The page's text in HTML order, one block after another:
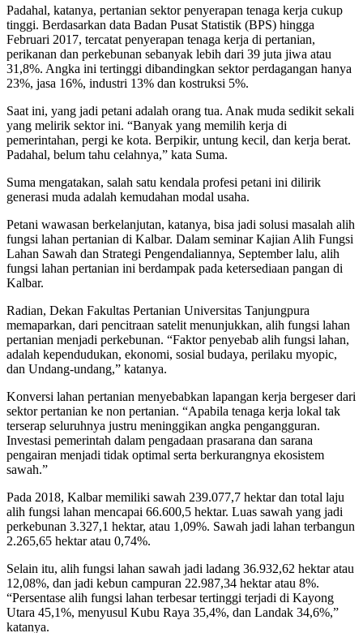
Padahal, katanya, pertanian sektor penyerapan tenaga kerja cukup
tinggi. Berdasarkan data Badan Pusat Statistik (BPS) hingga
Februari 2017, tercatat penyerapan tenaga kerja di pertanian,
perikanan dan perkebunan sebanyak lebih dari 39 juta jiwa atau
31,8%. Angka ini tertinggi dibandingkan sektor perdagangan hanya
23%, jasa 16%, industri 13% dan kostruksi 5%.
Saat ini, yang jadi petani adalah orang tua. Anak muda sedikit sekali
yang melirik sektor ini. “Banyak yang memilih kerja di
pemerintahan, pergi ke kota. Berpikir, untung kecil, dan kerja berat.
Padahal, belum tahu celahnya,” kata Suma.
Suma mengatakan, salah satu kendala profesi petani ini dilirik
generasi muda adalah kemudahan modal usaha.
Petani wawasan berkelanjutan, katanya, bisa jadi solusi masalah alih
fungsi lahan pertanian di Kalbar. Dalam seminar Kajian Alih Fungsi
Lahan Sawah dan Strategi Pengendaliannya, September lalu, alih
fungsi lahan pertanian ini berdampak pada ketersediaan pangan di
Kalbar.
Radian, Dekan Fakultas Pertanian Universitas Tanjungpura
memaparkan, dari pencitraan satelit menunjukkan, alih fungsi lahan
pertanian menjadi perkebunan. “Faktor penyebab alih fungsi lahan,
adalah kependudukan, ekonomi, sosial budaya, perilaku myopic,
dan Undang-undang,” katanya.
Konversi lahan pertanian menyebabkan lapangan kerja bergeser dari
sektor pertanian ke non pertanian. “Apabila tenaga kerja lokal tak
terserap seluruhnya justru meninggikan angka pengangguran.
Investasi pemerintah dalam pengadaan prasarana dan sarana
pengairan menjadi tidak optimal serta berkurangnya ekosistem
sawah.”
Pada 2018, Kalbar memiliki sawah 239.077,7 hektar dan total laju
alih fungsi lahan mencapai 66.600,5 hektar. Luas sawah yang jadi
perkebunan 3.327,1 hektar, atau 1,09%. Sawah jadi lahan terbangun
2.265,65 hektar atau 0,74%.
Selain itu, alih fungsi lahan sawah jadi ladang 36.932,62 hektar atau
12,08%, dan jadi kebun campuran 22.987,34 hektar atau 8%.
“Persentase alih fungsi lahan terbesar tertinggi terjadi di Kayong
Utara 45,1%, menyusul Kubu Raya 35,4%, dan Landak 34,6%,”
katanya.